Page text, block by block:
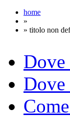
home
»
» titolo non
Dove
Dove